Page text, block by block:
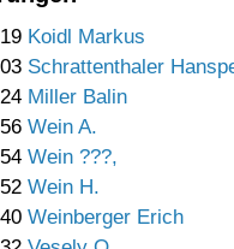
Koidl Markus
Schrattenthaler
Miller Balin
Wein A.
Wein ???,
Wein H.
Weinberger Erich